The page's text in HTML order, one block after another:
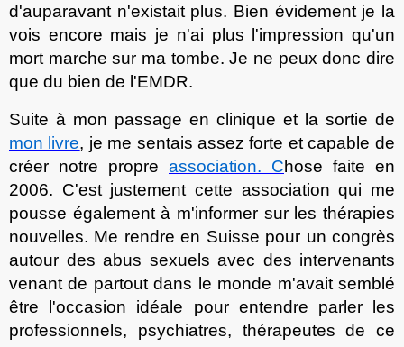
d'auparavant n'existait plus. Bien évidement je la
vois encore mais je n'ai plus l'impression qu'un
mort marche sur ma tombe. Je ne peux donc dire
que du bien de l'EMDR.
Suite à mon passage en clinique et la sortie de
mon livre, je me sentais assez forte et capable de
créer notre propre association. Chose faite en
2006. C'est justement cette association qui me
pousse également à m'informer sur les thérapies
nouvelles. Me rendre en Suisse pour un congrès
autour des abus sexuels avec des intervenants
venant de partout dans le monde m'avaitsemblé
être l'occasion idéale pour entendre parler les
professionnels, psychiatres, thérapeutes de ce